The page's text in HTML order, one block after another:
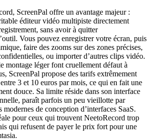
ScreenPal offre un avantage majeur :
éditeur vidéo multipiste directement
sans avoir à quitter
Vous pouvez enregistrer votre écran, puis
faire des zooms sur des zones précises,
ou importer d’autres clips vidéo.
montage léger font cruellement défaut à
ScreenPal propose des tarifs extrêmement
3 et 10 euros par mois, ce qui en fait une
douce. Sa limite réside dans son interface
paraît parfois un peu vieillotte par
modernes de conception d’interfaces SaaS.
pour ceux qui trouvent NeetoRecord trop
qui refusent de payer le prix fort pour une